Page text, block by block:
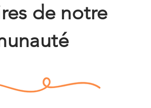
de notre